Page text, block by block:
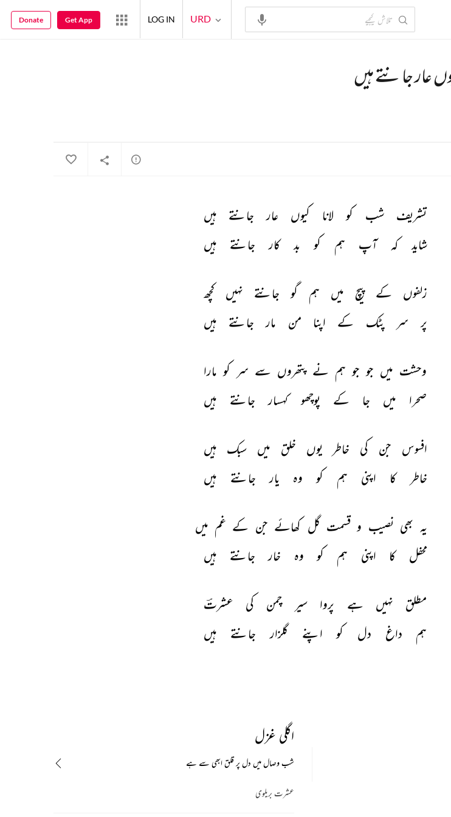
عار جانتے ہیں
تشریف شب کو لانا کیوں عار جانتے
ہیں
شاید
کہ آپ ہم کو بد کار جانتے ہیں
زلفوں کے پیچ میں ہم گو جانتے نہیں
کچھ
پر
سر پٹک کے اپنا من مار جانتے ہیں
وحشت میں جو جو ہم نے پتھروں سے سر کو مارا
صحرا
میں جا کے پوچھو کہسار جانتے ہیں
افسوس جن کی خاطر یوں خلق میں سبک
ہیں
خاطر
کا اپنی ہم کو وہ یار جانتے ہیں
یہ بھی نصیب و قسمت گل کھائے جن کے غم میں
محفل
کا اپنی ہم کو وہ خار جانتے ہیں
مطلق نہیں ہے پروا سیر چمن کی
عشرتؔ
ہم
داغ دل کو اپنے گلزار جانتے ہیں
اگلی غزل
شب وصال میں دل پر قلق ابھی سے ہے
عشرت بریلوی
URD
LOG IN
Get App
Donate